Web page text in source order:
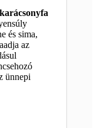
és sima,
az
ünnepi